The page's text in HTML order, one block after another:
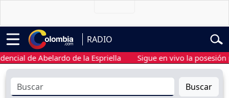
RADIO
de Abelardo de la Espriella Sigue en vivo la posesión
Buscar